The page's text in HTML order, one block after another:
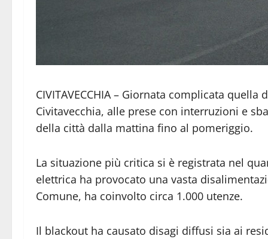
CIVITAVECCHIA – Giornata complicata
Civitavecchia, alle prese con interruzioni e
della città dalla mattina fino al pomeriggio.
La situazione più critica si è registrata nel
elettrica ha provocato una vasta
Comune, ha coinvolto circa 1.000 utenze.
Il blackout ha causato disagi diffusi sia ai